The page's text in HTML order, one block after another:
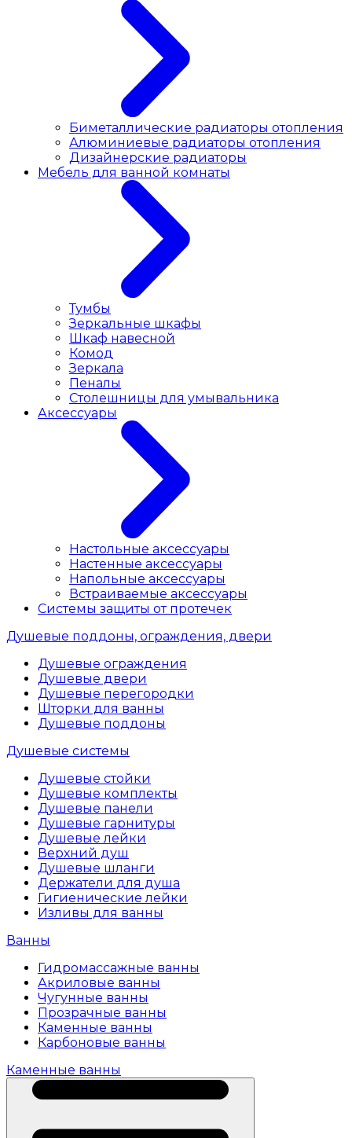
Биметаллические радиаторы отопления
Алюминиевые радиаторы отопления
Дизайнерские радиаторы
Мебель для ванной комнаты
Тумбы
Зеркальные шкафы
Шкаф навесной
Комод
Зеркала
Пеналы
Столешницы для умывальника
Аксессуары
Настольные аксессуары
Настенные аксессуары
Напольные аксессуары
Встраиваемые аксессуары
Системы защиты от протечек
Душевые поддоны, ограждения, двери
Душевые ограждения
Душевые двери
Душевые перегородки
Шторки для ванны
Душевые поддоны
Душевые системы
Душевые стойки
Душевые комплекты
Душевые панели
Душевые гарнитуры
Душевые лейки
Верхний душ
Душевые шланги
Держатели для душа
Гигиенические лейки
Изливы для ванны
Ванны
Гидромассажные ванны
Акриловые ванны
Чугунные ванны
Прозрачные ванны
Каменные ванны
Карбоновые ванны
Каменные ванны